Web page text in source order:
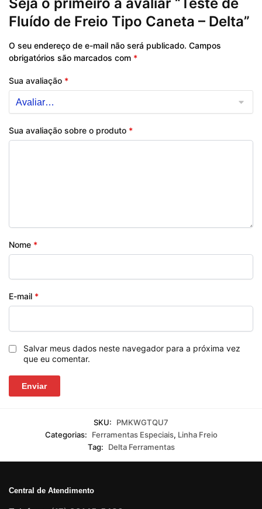
Fluído de Freio Tipo Caneta – Delta”
O seu endereço de e-mail não será publicado. Campos
obrigatórios são marcados com *
Sua avaliação *
Sua avaliação sobre o produto *
Nome *
E-mail *
Salvar meus dados neste navegador para a próxima vez
que eu comentar.
SKU:
PMKWGTQU7
Categorias:
Ferramentas Especiais, Linha Freio
Tag:
Delta Ferramentas
Central de Atendimento